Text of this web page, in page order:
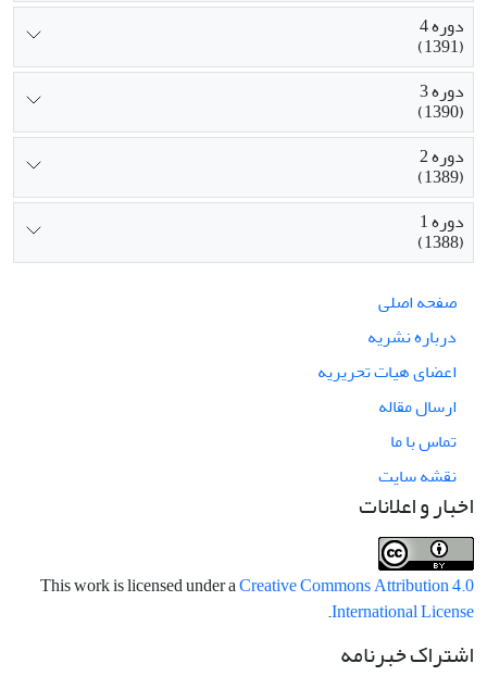
دوره 4
(1391)
دوره 3
(1390)
دوره 2
(1389)
دوره 1
(1388)
صفحه اصلی
درباره نشریه
اعضای هیات تحریریه
ارسال مقاله
تماس با ما
نقشه سایت
اخبار و اعلانات
This work is licensed under aCreative Commons Attribution 4.0
International License
.
اشتراک خبرنامه